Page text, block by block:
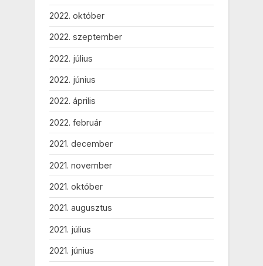
2022. október
2022. szeptember
2022. július
2022. június
2022. április
2022. február
2021. december
2021. november
2021. október
2021. augusztus
2021. július
2021. június